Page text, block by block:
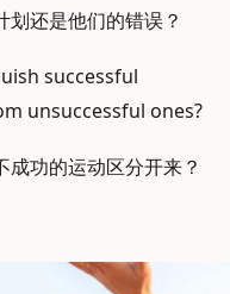
还是他们的错误？
successful
unsuccessful ones?
功的运动区分开来？